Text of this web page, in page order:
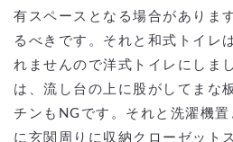
有スペースとなる場合がありま
るべきです。それと和式トイレ
れませんので洋式トイレにしま
は、流し台の上に股がしてまな
チンもNGです。それと洗濯機
に玄関周りに収納クローゼット